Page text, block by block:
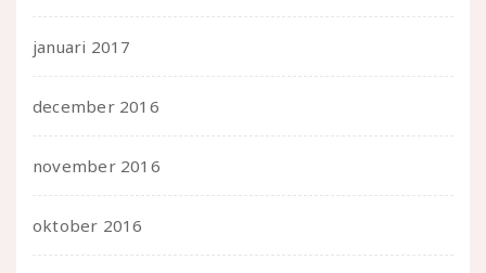
januari 2017
december 2016
november 2016
oktober 2016